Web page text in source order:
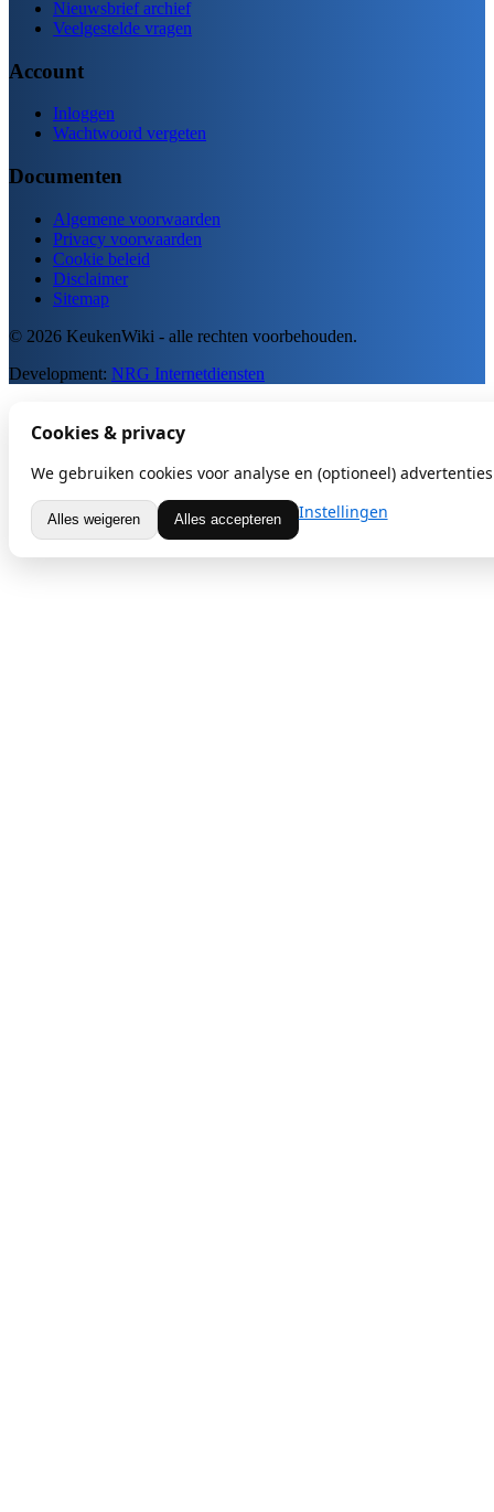
Nieuwsbrief archief
Veelgestelde vragen
Account
Inloggen
Wachtwoord vergeten
Documenten
Algemene voorwaarden
Privacy voorwaarden
Cookie beleid
Disclaimer
Sitemap
© 2026 KeukenWiki - alle rechten voorbehouden.
Development: NRG Internetdiensten
Cookies & privacy
We gebruiken cookies voor analyse en (optioneel)
Alles weigeren Alles accepteren Instellingen